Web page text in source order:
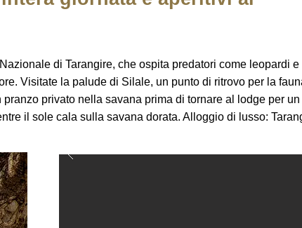
di Tarangire, che ospita predatori come leopardi e
Visitate la palude di Silale, un punto di ritrovo per la
privato nella savana prima di tornare al lodge per
il sole cala sulla savana dorata. Alloggio di lusso: